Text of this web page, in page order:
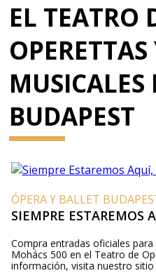
EL TEATRO
OPERETTAS
MUSICALES
BUDAPEST
ÓPERA Y BALLET
SIEMPRE ESTAREMOS
Compra entradas oficiales
Mohács 500 en el Teatro de
información, visita nuestro sitio